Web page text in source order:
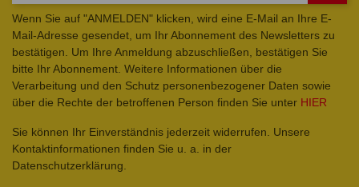
Wenn Sie auf "ANMELDEN" klicken, wird eine E-Mail an Ihre E-
Mail-Adresse gesendet, um Ihr Abonnement des Newsletters zu
bestätigen. Um Ihre Anmeldung abzuschließen, bestätigen Sie
bitte Ihr Abonnement. Weitere Informationen über die
Verarbeitung und den Schutz personenbezogener Daten sowie
über die Rechte der betroffenen Person finden Sie unter HIER
Sie können Ihr Einverständnis jederzeit widerrufen. Unsere
Kontaktinformationen finden Sie u. a. in der
Datenschutzerklärung.